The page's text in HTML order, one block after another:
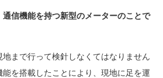
通信機能を持つ新型のメーターのことで
まで行って検針しなくてはなりません
を搭載したことにより、現地に足を運